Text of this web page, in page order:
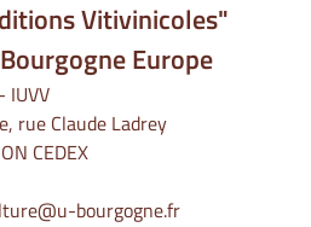
Vitivinicoles"
Europe
IUVV
rue Claude Ladrey
CEDEX
bourgogne.fr